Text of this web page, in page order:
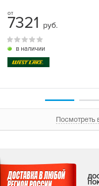
7321 руб.
в наличии
Посмотреть